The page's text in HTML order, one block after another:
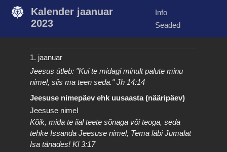
Kalender jaanuar
2023
Info
Seaded
1. jaanuar
Jeesus ütleb: "Kui te midagi minult palute minu
nimel, siis ma teen seda." Jh 14:14
Jeesuse nimepäev ehk uusaasta (nääripäev)
Jeesuse nimel
Kõik, mida te iial teete sõnaga või teoga, seda
tehke Issanda Jeesuse nimel, Tema läbi Jumalat
Isa tänades! Kl 3:17